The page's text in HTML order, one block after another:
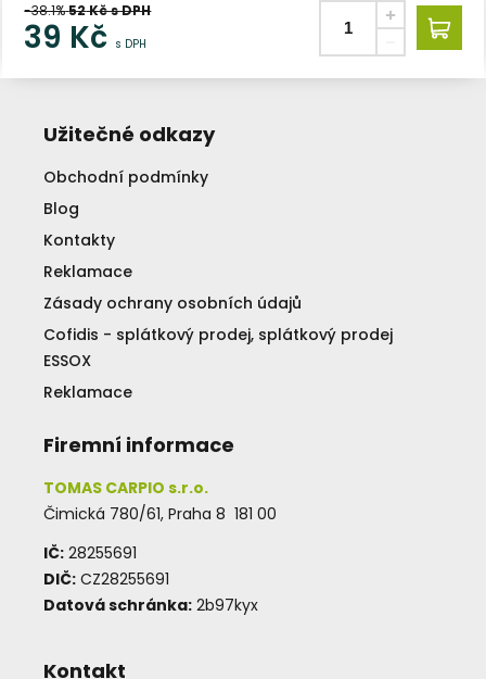
-38.1%52Kč s DPH
39 Kč s DPH
Užitečné odkazy
Obchodní podmínky
Blog
Kontakty
Reklamace
Zásady ochrany osobních údajů
Cofidis - splátkový prodej, splátkový prodej
ESSOX
Reklamace
Firemní informace
TOMAS CARPIO s.r.o.
Čimická 780/61, Praha 8 181 00
IČ: 28255691
DIČ: CZ28255691
Datová schránka: 2b97kyx
Kontakt